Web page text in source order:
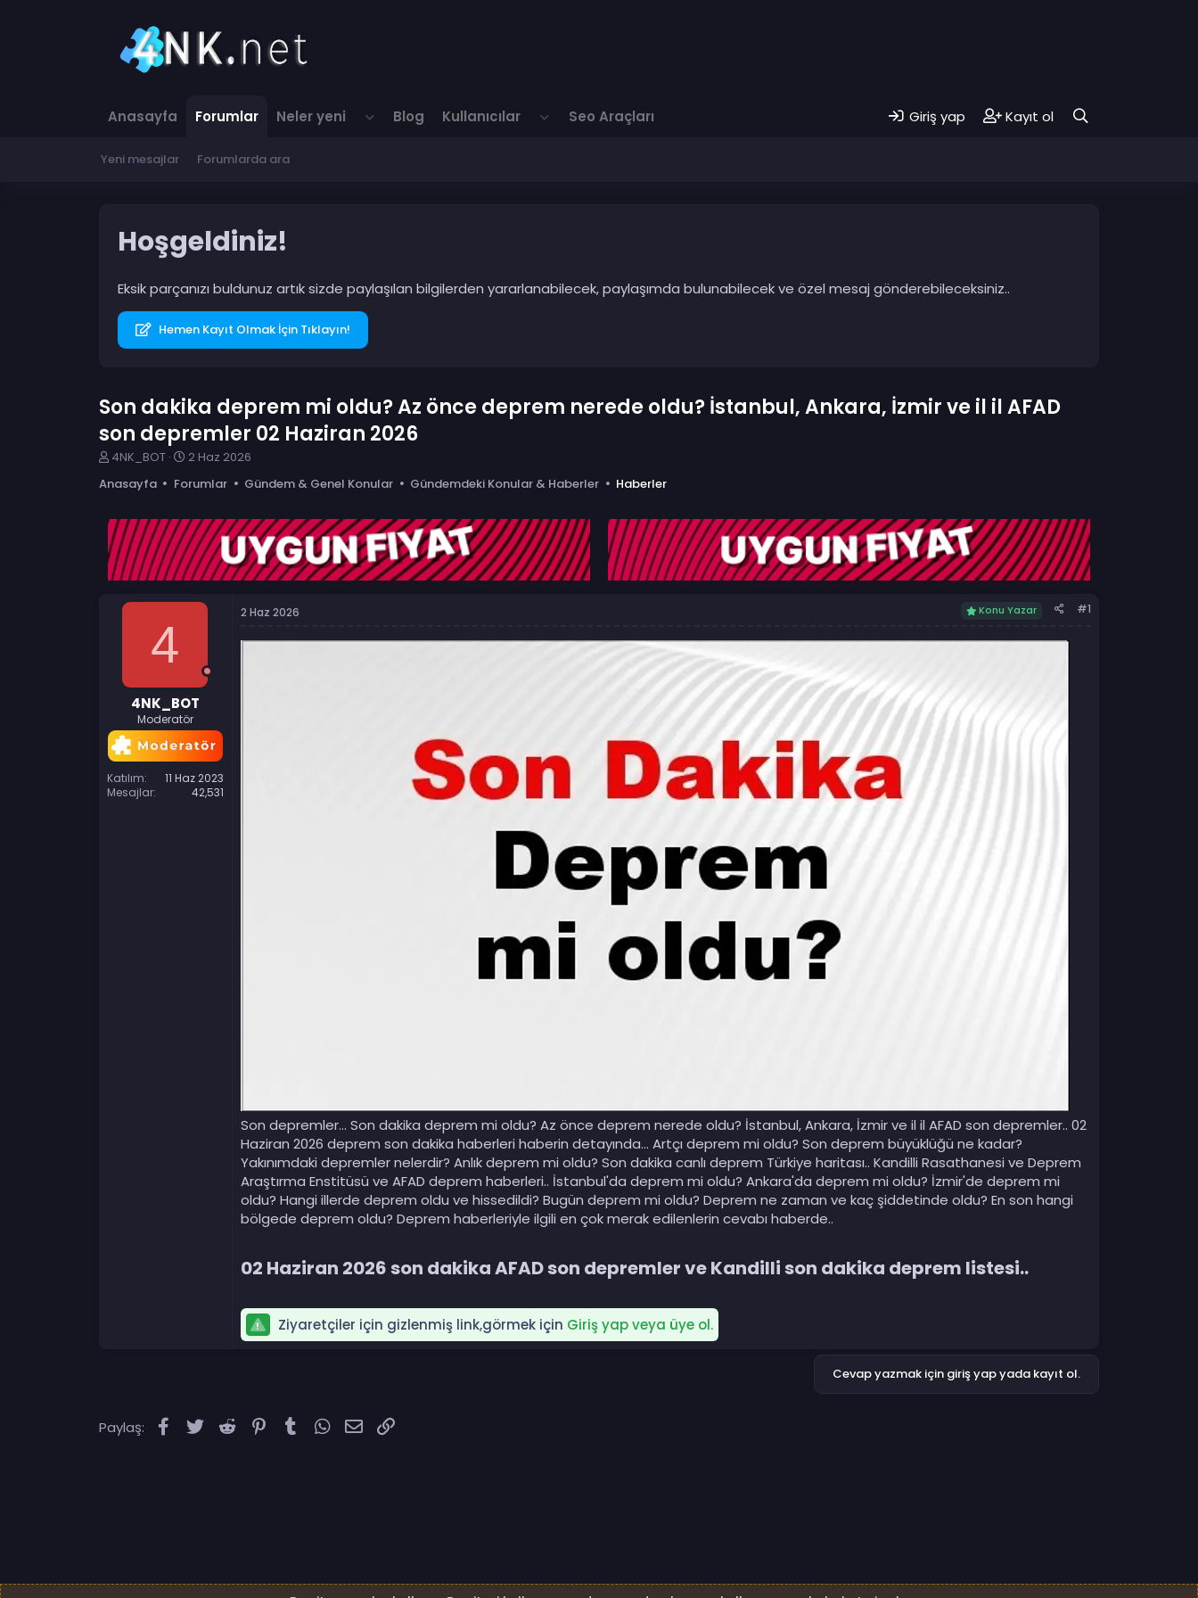
Anasayfa Forumlar Neler yeni Blog Kullanıcılar Seo Araçları Giriş yap Kayıt ol
Yeni mesajlar Forumlarda ara
Hoşgeldiniz!
Eksik parçanızı buldunuz artık sizde paylaşılan bilgilerden yararlanabilecek, paylaşımda bulunabilecek ve özel mesaj gönderebileceksiniz..
Hemen Kayıt Olmak İçin Tıklayın!
Son dakika deprem mi oldu? Az önce deprem nerede oldu? İstanbul, Ankara, İzmir ve il il AFAD
son depremler 02 Haziran 2026
K
n
u
y
u
b
a
4NK_BOT
B
ş
a
n
g
ı
ç
t
2 Haz 2026
Anasayfa
Forumlar Gündem & Genel Konular Gündemdeki Konular & Haberler Haberler
4
4NK_BOT
Moderatör
Katılım
11 Haz 2023
Mesajlar
42,531
2 Haz 2026 Konu Yazar #1
Son depremler... Son dakika deprem mi oldu? Az önce deprem nerede oldu? İstanbul, Ankara, İzmir ve il il AFAD son depremler.. 02
Haziran 2026 deprem son dakika haberleri haberin detayında... Artçı deprem mi oldu? Son deprem büyüklüğü ne kadar?
Yakınımdaki depremler nelerdir? Anlık deprem mi oldu? Son dakika canlı deprem Türkiye haritası.. Kandilli Rasathanesi ve Deprem
Araştırma Enstitüsü ve AFAD deprem haberleri.. İstanbul'da deprem mi oldu? Ankara'da deprem mi oldu? İzmir'de deprem mi
oldu? Hangi illerde deprem oldu ve hissedildi? Bugün deprem mi oldu? Deprem ne zaman ve kaç şiddetinde oldu? En son hangi
bölgede deprem oldu? Deprem haberleriyle ilgili en çok merak edilenlerin cevabı haberde..
02 Haziran 2026 son dakika AFAD son depremler ve Kandilli son dakika deprem listesi..​
Ziyaretçiler için gizlenmiş link,görmek için Giriş yap veya üye ol.
Cevap yazmak için giriş yap yada kayıt ol.
Paylaş: Facebook
TwitterReddit PinterestTumblrWhatsApp
E-posta